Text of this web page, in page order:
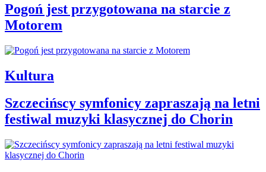
Pogoń jest przygotowana na starcie z
Motorem
Kultura
Szczecińscy symfonicy zapraszają na letni
festiwal muzyki klasycznej do Chorin